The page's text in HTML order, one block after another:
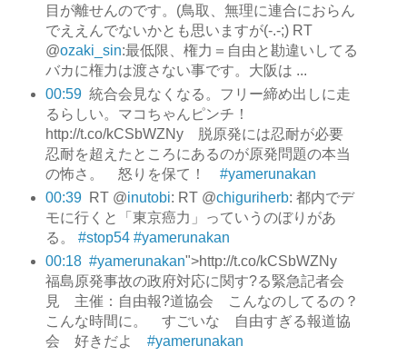
目が離せんのです。(鳥取、無理に連合におらん
でええんでないかとも思いますが(-.-;) RT
@ozaki_sin:最低限、権力＝自由と勘違いしてる
バカに権力は渡さない事です。大阪は ...
00:59 統合会見なくなる。フリー締め出しに走
るらしい。マコちゃんピンチ！
http://t.co/kCSbWZNy 脱原発には忍耐が必要
忍耐を超えたところにあるのが原発問題の本当
の怖さ。 怒りを保て！ #yamerunakan
00:39
RT @inutobi: RT @chiguriherb: 都内でデ
モに行くと「東京癌力」っていうのぼりがあ
る。 #stop54 #yamerunakan
00:18 #yamerunakan">http://t.co/kCSbWZNy
福島原発事故の政府対応に関す?る緊急記者会
見 主催：自由報?道協会 こんなのしてるの？
こんな時間に。 すごいな 自由すぎる報道協
会 好きだよ #yamerunakan